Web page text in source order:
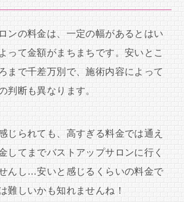
ンの料金は、一定の幅があるとはい
って金額がまちまちです。安いとこ
まで千差万別で、施術内容によって
判断も異なります。
じられても、高すぎる料金では通え
してまでバストアップサロンに行く
んし…安いと感じるくらいの料金で
難しいかも知れませんね！